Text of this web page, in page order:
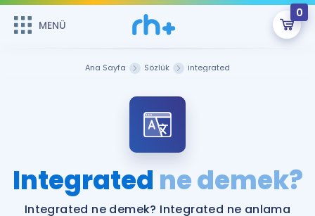
MENÜ
0
Sepetin Şu An Boş.
Remzi Hoca ile seni sınava hazırlayacak onlarca eğitim seni
bekliyor!
MENÜ
Katılımcı Görüşleri
Ana Sayfa Sözlük integrated
Integrated ne demek?
Integrated ne demek? Integrated ne anlama